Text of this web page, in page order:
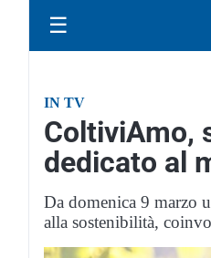
☰
IN TV
ColtiviAmo,
dedicato al
Da domenica 9 marzo
alla sostenibilità,